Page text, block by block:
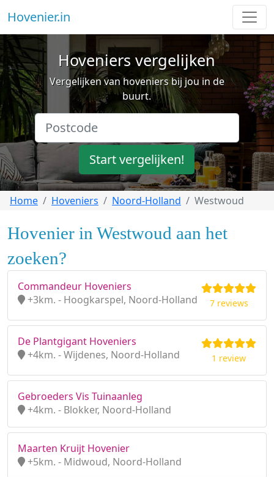
Hovenier.in
Hoveniers vergelijken
Vergelijken van hoveniers bij jou in de
buurt.
Start vergelijken!
Home Hoveniers Noord-Holland Westwoud
Hovenier in Westwoud aan het
zoeken?
Commandeur Hoveniers
+3km. - Hoogkarspel, Noord-Holland
7 reviews
De Plantgigant Hoveniers
+4km. - Wijdenes, Noord-Holland
1 review
Gebroeders Vis Tuinaanleg
+4km. - Blokker, Noord-Holland
Maarten Kruijt Hovenier
+5km. - Midwoud, Noord-Holland